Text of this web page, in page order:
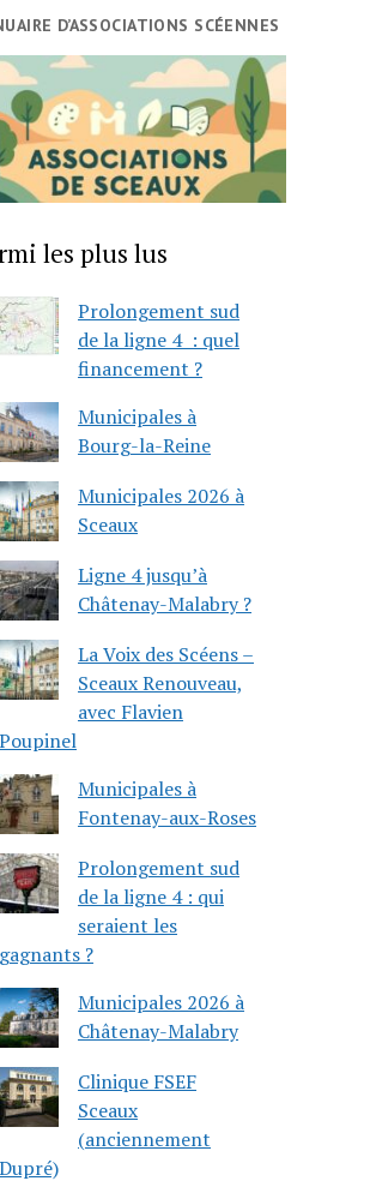
D’ASSOCIATIONS SCÉENNES
les plus lus
Prolongement sud
de la ligne 4 : quel
financement ?
Municipales à
Bourg-la-Reine
Municipales 2026 à
Sceaux
Ligne 4 jusqu’à
Châtenay-Malabry ?
La Voix des Scéens –
Sceaux Renouveau,
avec Flavien
Poupinel
Municipales à
Fontenay-aux-Roses
Prolongement sud
de la ligne 4 : qui
seraient les
gagnants ?
Municipales 2026 à
Châtenay-Malabry
Clinique FSEF
Sceaux
(anciennement
Dupré)